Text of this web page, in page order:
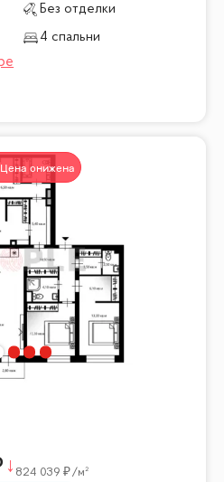
Без отделки
4 спальни
Цена снижена
824 039 /м²